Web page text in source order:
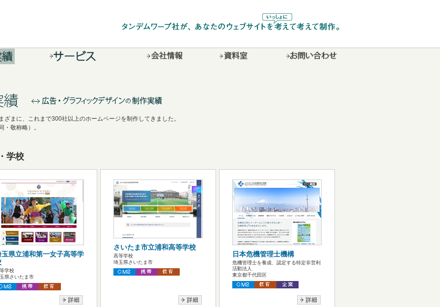
まに、これまで300社以上のホームページを制作してきました。
敬称略）。
学校
玉県立浦和第一女子高等学
学校
県さいたま市
さいたま市立浦和高等学校
高等学校
埼玉県さいたま市
日本危機管理士機構
危機管理士を養成、認定する特定非営利
活動法人
東京都千代田区